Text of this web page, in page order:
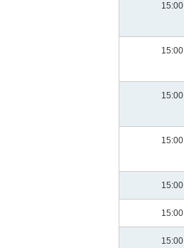
15:00
15:00
15:00
15:00
15:00
15:00
15:00